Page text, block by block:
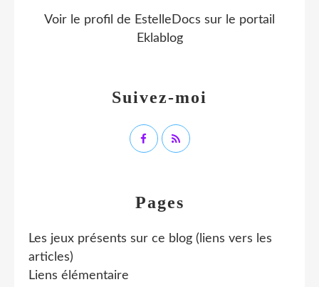
Pages
Les jeux présents sur ce blog (liens vers les
articles)
Liens élémentaire
Suivez-moi
Voir le profil de EstelleDocs sur le portail
Eklablog